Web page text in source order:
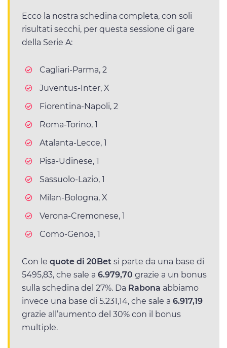
Ecco la nostra schedina completa, con soli
risultati secchi, per questa sessione di gare
della Serie A:
Cagliari-Parma, 2
Juventus-Inter, X
Fiorentina-Napoli, 2
Roma-Torino, 1
Atalanta-Lecce, 1
Pisa-Udinese, 1
Sassuolo-Lazio, 1
Milan-Bologna, X
Verona-Cremonese, 1
Como-Genoa, 1
Con le quote di 20Bet si parte da una base di
5495,83, che sale a 6.979,70 grazie a un bonus
sulla schedina del 27%. Da Rabona abbiamo
invece una base di 5.231,14, che sale a 6.917,19
grazie all’aumento del 30% con il bonus
multiple.